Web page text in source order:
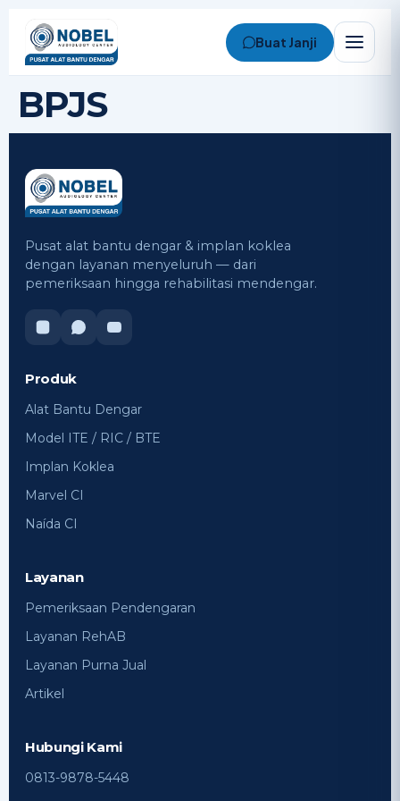
Buat Janji
BPJS
Pusat alat bantu dengar & implan koklea
dengan layanan menyeluruh — dari
pemeriksaan hingga rehabilitasi mendengar.
Produk
Alat Bantu Dengar
Model ITE / RIC / BTE
Implan Koklea
Marvel CI
Naída CI
Layanan
Pemeriksaan Pendengaran
Layanan RehAB
Layanan Purna Jual
Artikel
Hubungi Kami
0813-9878-5448
Nobel Assistant
Online • Biasanya balas cepat